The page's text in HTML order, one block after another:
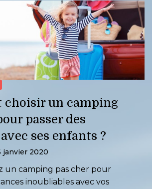
choisir un camping
passer des
ses enfants ?
janvier 2020
un camping pas cher pour
inoubliables avec vos